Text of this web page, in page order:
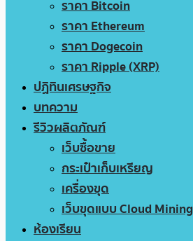
ราคา Bitcoin
ราคา Ethereum
ราคา Dogecoin
ราคา Ripple (XRP)
ปฏิทินเศรษฐกิจ
บทความ
รีวิวผลิตภัณฑ์
เว็บซื้อขาย
กระเป๋าเก็บเหรียญ
เครื่องขุด
เว็บขุดแบบ Cloud Mining
ห้องเรียน